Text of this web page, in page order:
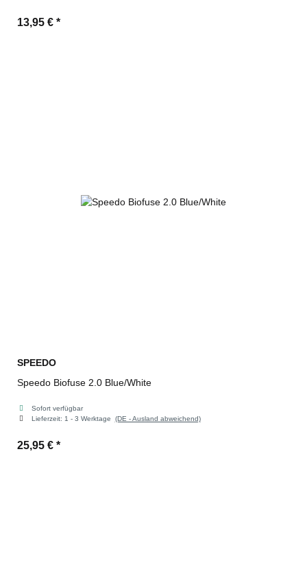
13,95 € *
SPEEDO
Speedo Biofuse 2.0 Blue/White
Sofort verfügbar
Lieferzeit: 1 - 3 Werktage (DE - Ausland abweichend)
25,95 € *